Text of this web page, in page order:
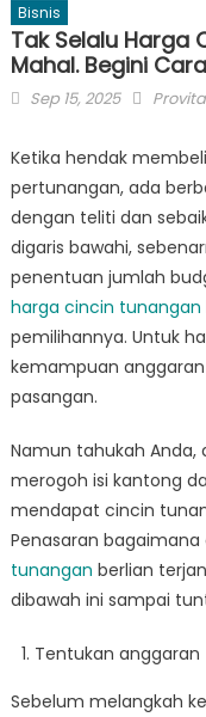
Bisnis
Tak Selalu Harga
Mahal. Begini
Posted
Sep 15, 2025 Author
Ketika hendak
pertunangan, ada
dengan teliti dan
digaris bawahi,
penentuan jumlah
harga cincin tunangan
pemilihannya. Untuk
kemampuan
pasangan.
Namun tahukah
merogoh isi kantong
mendapat cincin
Penasaran
tunangan berlian
dibawah ini sampai
Tentukan anggaran
Sebelum melangkah